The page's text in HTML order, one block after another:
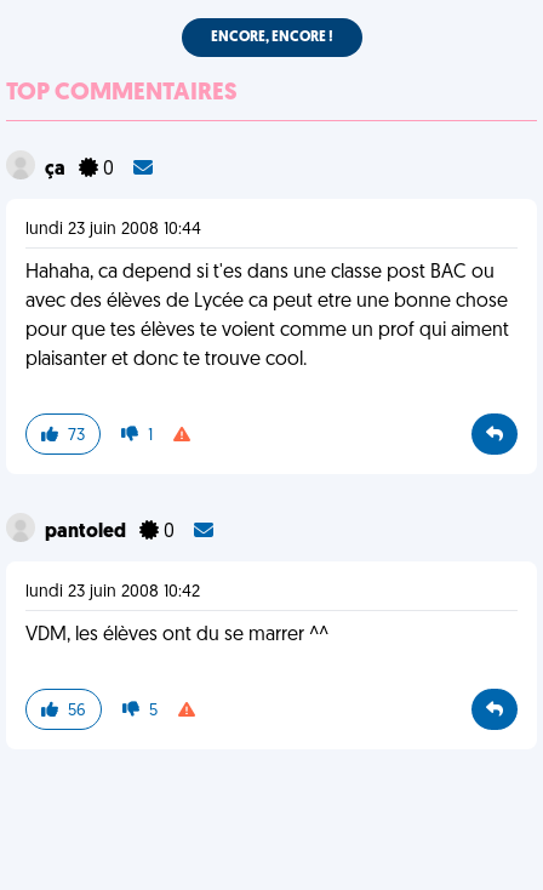
ENCORE, ENCORE !
TOP COMMENTAIRES
ça 0
lundi 23 juin 2008 10:44
Hahaha, ca depend si t'es dans une classe post BAC ou
avec des élèves de Lycée ca peut etre une bonne chose
pour que tes élèves te voient comme un prof qui aiment
plaisanter et donc te trouve cool.
73 1
pantoled 0
lundi 23 juin 2008 10:42
VDM, les élèves ont du se marrer ^^
56 5